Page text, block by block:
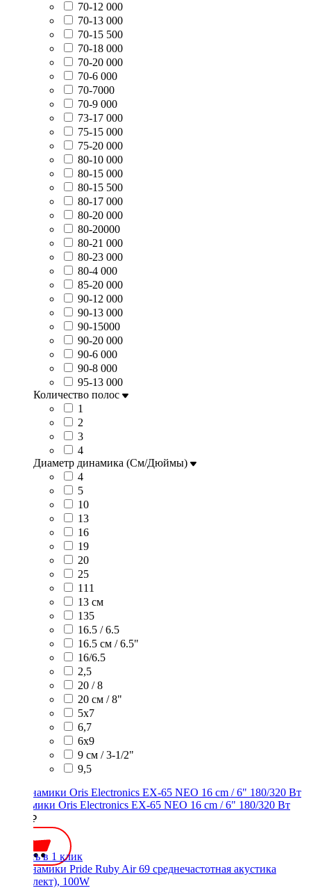
70-12 000
70-13 000
70-15 500
70-18 000
70-20 000
70-6 000
70-7000
70-9 000
73-17 000
75-15 000
75-20 000
80-10 000
80-15 000
80-15 500
80-17 000
80-20 000
80-20000
80-21 000
80-23 000
80-4 000
85-20 000
90-12 000
90-13 000
90-15000
90-20 000
90-6 000
90-8 000
95-13 000
Количество полос
1
2
3
4
Диаметр динамика (См/Дюймы)
4
5
10
13
16
19
20
25
111
13 см
135
16.5 / 6.5
16.5 см / 6.5"
16/6.5
2,5
20 / 8
20 см / 8"
5x7
6,7
6х9
9 см / 3-1/2"
9,5
Динамики Oris Electronics EX-65 NEO 16 cm / 6" 180/320 Вт
6950 ₽
Купить в 1 клик